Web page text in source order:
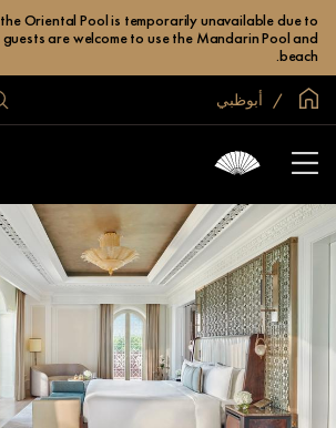
Oriental Pool is temporarily unavailable due to
are welcome to use the Mandarin Pool and
beach.
الصفحة الرئيسية العالمية
أبوظبي